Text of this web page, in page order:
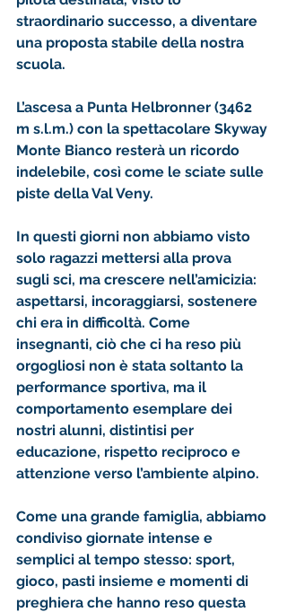
straordinario successo, a diventare
una proposta stabile della nostra
scuola.
L’ascesa a Punta Helbronner (3462
m s.l.m.) con la spettacolare Skyway
Monte Bianco resterà un ricordo
indelebile, così come le sciate sulle
piste della Val Veny.
In questi giorni non abbiamo visto
solo ragazzi mettersi alla prova
sugli sci, ma crescere nell’amicizia:
aspettarsi, incoraggiarsi, sostenere
chi era in difficoltà. Come
insegnanti, ciò che ci ha reso più
orgogliosi non è stata soltanto la
performance sportiva, ma il
comportamento esemplare dei
nostri alunni, distintisi per
educazione, rispetto reciproco e
attenzione verso l’ambiente alpino.
Come una grande famiglia, abbiamo
condiviso giornate intense e
semplici al tempo stesso: sport,
gioco, pasti insieme e momenti di
preghiera che hanno reso questa